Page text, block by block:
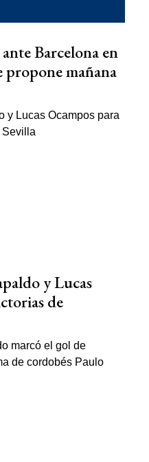
Barcelona en
propone mañana
y Lucas
de